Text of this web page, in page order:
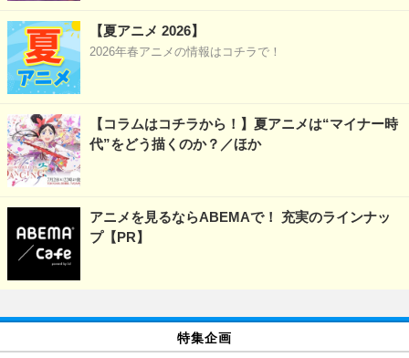
【夏アニメ 2026】
2026年春アニメの情報はコチラで！
【コラムはコチラから！】夏アニメは“マイナー時
代”をどう描くのか？／ほか
アニメを見るならABEMAで！ 充実のラインナッ
プ【PR】
特集企画